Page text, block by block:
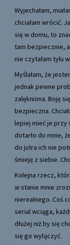
Wyjechałam,
chciałam wrócić.
się w domu, to
tam bezpiecznie,
nie czytałam tylu
Myślałam, że
jednak pewne
zalękniona. Boję
bezpieczna.
lepiej mieć je przy
dotarło do mnie,
do jutra ich nie
śmieję z siebie.
Kolejna rzecz,
w stanie mnie
nierealnego. Coś
serial wciąga,
dłużej niż by się
się go wyłączyć.